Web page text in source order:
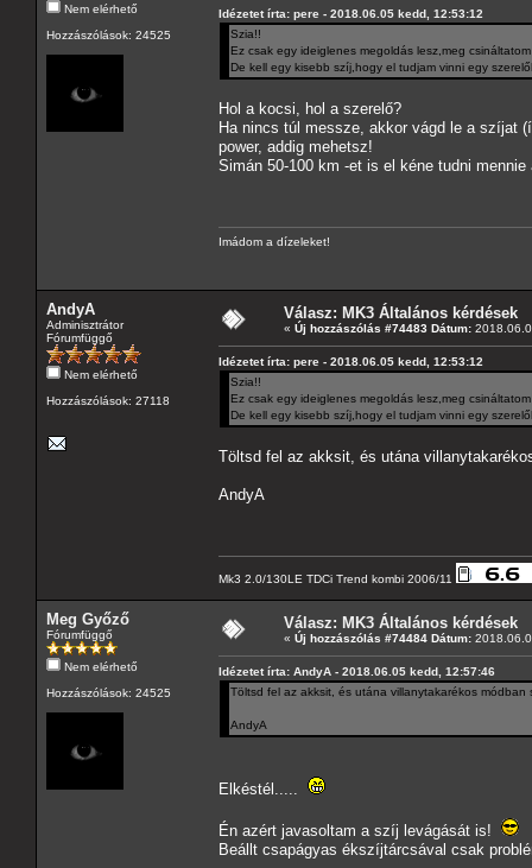
Nem elérhető
Hozzászólások: 24525
Idézetet írta: pere - 2018.06.05 kedd, 12:53:12
Szia!!
Ez csak egy ideiglenes megoldás lesz,meg
De kell egy kisebb szíj,hogy el tudjam vinni egy
Hol a kocsi, hol a szerelő?
Ha nincs túl messze, akkor vágd le a szíjat
power, addig mehetsz!
Simán 50-100 km -et is el kéne tudni
Imádom a dízeleket!
AndyA
Adminisztrátor
Fórumfüggő
Nem elérhető
Hozzászólások: 27118
Válasz: MK3 Általános kérdések
« Új hozzászólás #74483 Dátum:
Idézetet írta: pere - 2018.06.05 kedd, 12:53:12
Szia!!
Ez csak egy ideiglenes megoldás lesz,meg
De kell egy kisebb szíj,hogy el tudjam vinni egy
Töltsd fel az akksit, és utána
AndyA
Mk3 2.0/130LE TDCi Trend kombi 2006/11
Meg Győző
Fórumfüggő
Nem elérhető
Hozzászólások: 24525
Válasz: MK3 Általános kérdések
« Új hozzászólás #74484 Dátum:
Idézetet írta: AndyA - 2018.06.05 kedd, 12:57:46
Töltsd fel az akksit, és utána villanytakarékos módban
AndyA
Elkéstél.....
Én azért javasoltam a szíj levágását is!
Beállt csapágyas ékszíjtárcsával csak